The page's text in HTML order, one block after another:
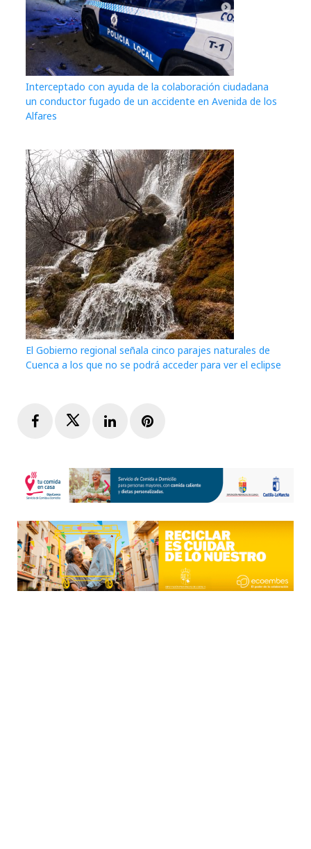
Interceptado con ayuda de la colaboración ciudadana
un conductor fugado de un accidente en Avenida de los
Alfares
El Gobierno regional señala cinco parajes naturales de
Cuenca a los que no se podrá acceder para ver el eclipse
FacebookTwitterLinkedInPinterest